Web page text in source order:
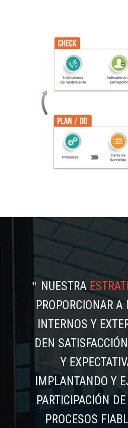
NUESTRA
PROPORCIONAR A
INTERNOS Y
DEN
Y
IMPLANTANDO Y
PARTICIPACIÓN
PROCESOS